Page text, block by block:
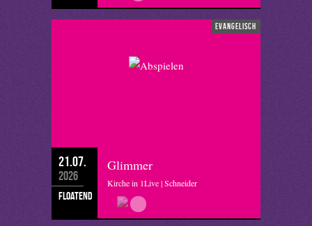
evangelisch
21.07.
2026
floatend
Glimmer
Kirche in 1Live | Schneider